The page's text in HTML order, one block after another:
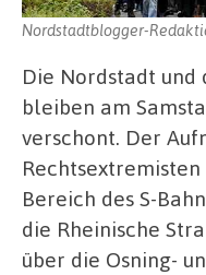
Nordstadtblogger-
Die Nordstadt
bleiben am
verschont. Der
Bereich des S-
die Rheinische
über die Osning-